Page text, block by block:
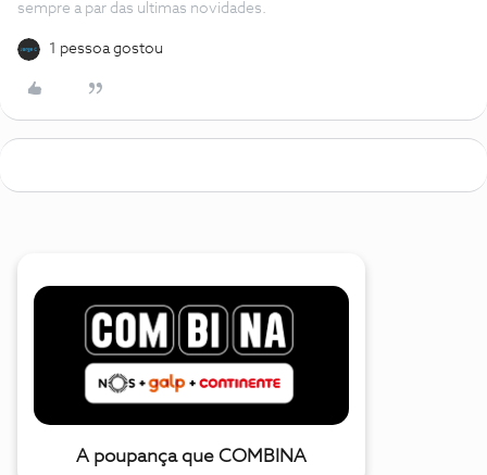
sempre a par das ultimas novidades.
1 pessoa gostou
A poupança que COMBINA